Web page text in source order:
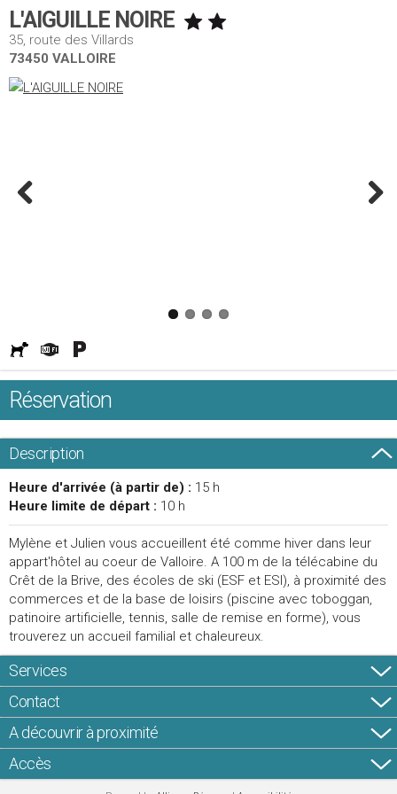
L'AIGUILLE NOIRE
35, route des Villards
73450 VALLOIRE
Réservation
Description
Heure d'arrivée (à partir de) : 15 h
Heure limite de départ : 10 h
Mylène et Julien vous accueillent été comme hiver dans leur
appart'hôtel au coeur de Valloire. A 100 m de la télécabine du
Crêt de la Brive, des écoles de ski (ESF et ESI), à proximité des
commerces et de la base de loisirs (piscine avec toboggan,
patinoire artificielle, tennis, salle de remise en forme), vous
trouverez un accueil familial et chaleureux.
Services
Contact
A découvrir à proximité
Accès